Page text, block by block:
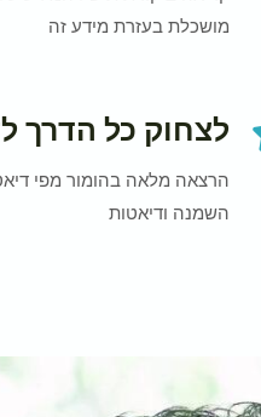
מושכלת בעזרת מידע זה
לצחוק כל הדרך
הרצאה מלאה בהומור מפי
השמנה ודיאטות